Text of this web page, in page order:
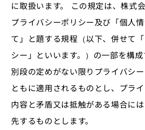
に取扱います。 この規定は、株式
プライバシーポリシー及び「個人
て」と題する規程（以下、併せて
シー」といいます。）の一部を構成
別段の定めがない限りプライバシ
ともに適用されるものとし、プラ
内容と矛盾又は抵触がある場合に
先するものとします。